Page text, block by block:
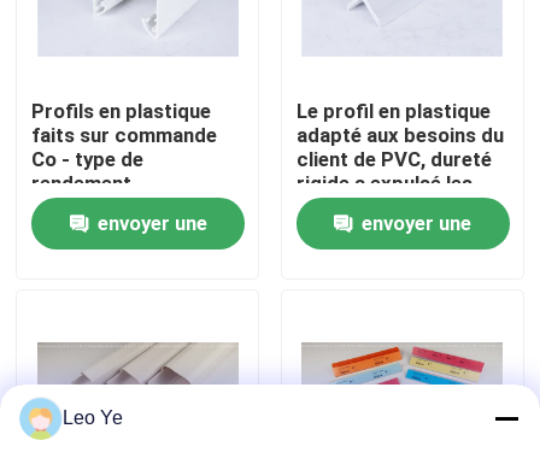
Visite de l'usine
Contrôle de la qualité
Nous contacter
Demandez un devis
Profils d'extrusion de PVC
Profils en plastique
faits sur commande
Co - type de
rendement
énergétique élevé
d'extrusion pour la
décoration
envoyer une
Le profil en plastique
adapté aux besoins du
client de PVC, dureté
rigide a expulsé les
sections en plastique
envoyer une
Leo Ye